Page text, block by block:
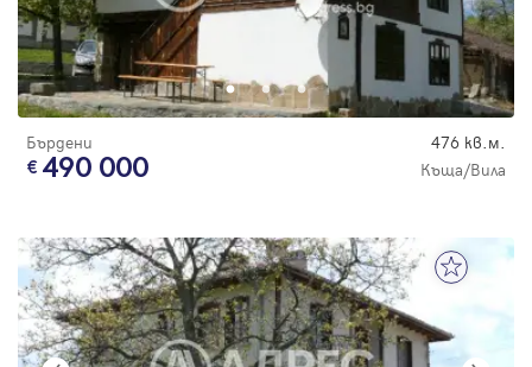
Бърдени 476 кв.м.
490 000 Къща/Вила